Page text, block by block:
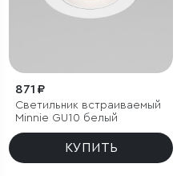
871 ₽
Светильник встраиваемый
Minnie GU10 белый
КУПИТЬ